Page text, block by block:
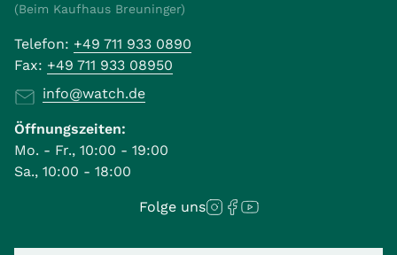
(Beim Kaufhaus Breuninger)
Telefon: +49 711 933 0890
Fax: +49 711 933 08950
info@watch.de
Öffnungszeiten:
Mo. - Fr., 10:00 - 19:00
Sa., 10:00 - 18:00
Folge uns